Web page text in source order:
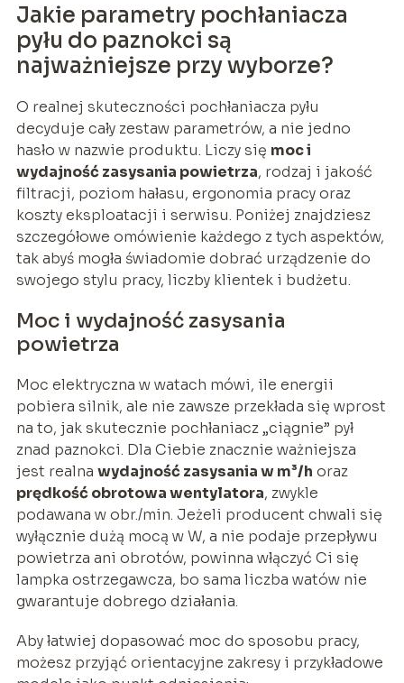
Jakie parametry pochłaniacza
pyłu do paznokci są
najważniejsze przy wyborze?
O realnej skuteczności pochłaniacza pyłu
decyduje cały zestaw parametrów, a nie jedno
hasło w nazwie produktu. Liczy się moc i
wydajność zasysania powietrza, rodzaj i jakość
filtracji, poziom hałasu, ergonomia pracy oraz
koszty eksploatacji i serwisu. Poniżej znajdziesz
szczegółowe omówienie każdego z tych aspektów,
tak abyś mogła świadomie dobrać urządzenie do
swojego stylu pracy, liczby klientek i budżetu.
Moc i wydajność zasysania
powietrza
Moc elektryczna w watach mówi, ile energii
pobiera silnik, ale nie zawsze przekłada się wprost
na to, jak skutecznie pochłaniacz „ciągnie” pył
znad paznokci. Dla Ciebie znacznie ważniejsza
jest realna wydajność zasysania w m³/h oraz
prędkość obrotowa wentylatora, zwykle
podawana w obr./min. Jeżeli producent chwali się
wyłącznie dużą mocą w W, a nie podaje przepływu
powietrza ani obrotów, powinna włączyć Ci się
lampka ostrzegawcza, bo sama liczba watów nie
gwarantuje dobrego działania.
Aby łatwiej dopasować moc do sposobu pracy,
możesz przyjąć orientacyjne zakresy i przykładowe